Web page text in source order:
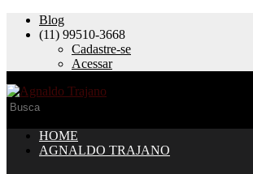
Blog
(11) 99510-3668
Cadastre-se
Acessar
HOME
AGNALDO TRAJANO